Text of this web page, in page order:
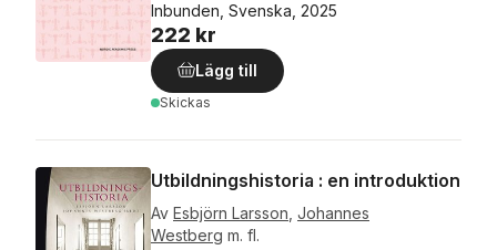
Inbunden, Svenska, 2025
222 kr
Lägg till
Skickas
Utbildningshistoria : en introduktion
Av Esbjörn Larsson Johannes
Westberg m. fl.